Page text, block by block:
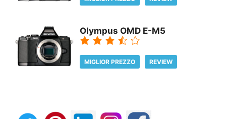
Olympus OMD E-M5
MIGLIOR PREZZO REVIEW